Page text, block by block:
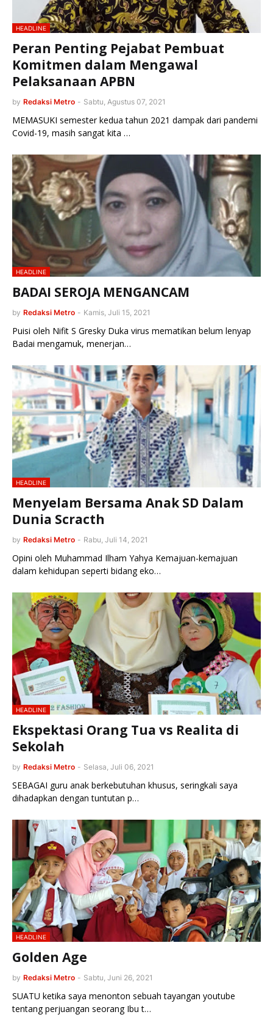
HEADLINE
Peran Penting Pejabat Pembuat
Komitmen dalam Mengawal
Pelaksanaan APBN
by Redaksi Metro - Sabtu, Agustus 07, 2021
MEMASUKI semester kedua tahun 2021 dampak dari pandemi
Covid-19, masih sangat kita …
HEADLINE
BADAI SEROJA MENGANCAM
by Redaksi Metro - Kamis, Juli 15, 2021
Puisi oleh Nifit S Gresky Duka virus mematikan belum lenyap
Badai mengamuk, menerjan…
HEADLINE
Menyelam Bersama Anak SD Dalam
Dunia Scracth
by Redaksi Metro - Rabu, Juli 14, 2021
Opini oleh Muhammad Ilham Yahya Kemajuan-kemajuan
dalam kehidupan seperti bidang eko…
HEADLINE
Ekspektasi Orang Tua vs Realita di
Sekolah
by Redaksi Metro - Selasa, Juli 06, 2021
SEBAGAI guru anak berkebutuhan khusus, seringkali saya
dihadapkan dengan tuntutan p…
HEADLINE
Golden Age
by Redaksi Metro - Sabtu, Juni 26, 2021
SUATU ketika saya menonton sebuah tayangan youtube
tentang perjuangan seorang Ibu t…